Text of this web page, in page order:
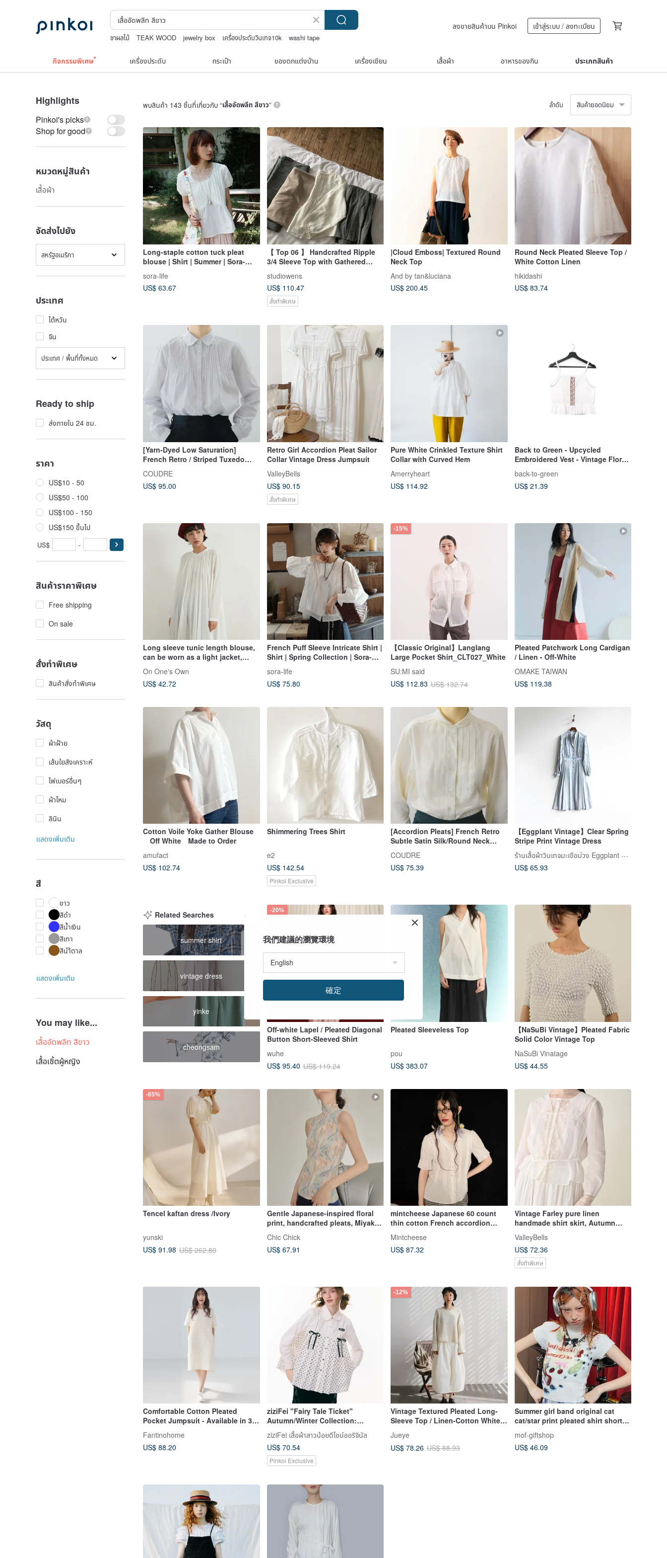
ชาผลไม้ TEAK WOOD jewelry box เครื่องประดับวินเทจ10k
washi tape
ลงขายสินค้าบน Pinkoi เข้าสู่ระบบ / ลงทะเบียน
กิจกรรมพิเศษ เครื่องประดับ กระเป๋า ของตกแต่งบ้าน เครื่องเขียน เสื้อผ้า อาหารของกิน ประเภทสินค้า
Highlights
Pinkoi's picks
Shop for good
หมวดหมู่สินค้า
เสื้อผ้า
จัดส่งไปยัง
สหรัฐอเมริกา
ประเทศ
ไต้หวัน
จีน
ประเทศ / พื้นที่ทั้งหมด
Ready to ship
ส่งภายใน 24 ชม.
ราคา
US$10 - 50
US$50 - 100
US$100 - 150
US$150 ขึ้นไป
US$ -
สินค้าราคาพิเศษ
Free shipping
On sale
สั่งทำพิเศษ
สินค้าสั่งทำพิเศษ
วัสดุ
ผ้าฝ้าย
เส้นใยสังเคราะห์
ไฟเบอร์อื่นๆ
ผ้าไหม
ลินิน
แสดงเพิ่มเติม
สี
ขาว
สีดำ
สีน้ำเงิน
สีเทา
สีนำ้ตาล
แสดงเพิ่มเติม
You may like...
เสื้ออัดพลีท สีขาว
เสื้อเชิ้ตผู้หญิง
พบสินค้า 143 ชิ้นที่เกี่ยวกับ “เสื้ออัดพลีท สีขาว” ลำดับ สินค้ายอดนิยม
Long-staple cotton tuck pleat
blouse | Shirt | Summer | Sora-
sora-life
US$ 63.67
【 Top 06 】 Handcrafted Ripple
3/4 Sleeve Top with Gathered
studiowens
US$ 110.47
สั่งทำพิเศษ
|Cloud Emboss| Textured Round
Neck Top
And by tan&luciana
US$ 200.45
Round Neck Pleated Sleeve Top /
White Cotton Linen
hikidashi
US$ 83.74
[Yarn-Dyed Low Saturation]
French Retro / Striped Tuxedo
COUDRE
US$ 95.00
Retro Girl Accordion Pleat Sailor
Collar Vintage Dress Jumpsuit
ValleyBells
US$ 90.15
สั่งทำพิเศษ
Pure White Crinkled Texture Shirt
Collar with Curved Hem
Amerryheart
US$ 114.92
Back to Green - Upcycled
Embroidered Vest - Vintage Floral
back-to-green
US$ 21.39
Long sleeve tunic length blouse,
can be worn as a light jacket,
flowing, abundant gathers
On One's Own
US$ 42.72
French Puff Sleeve Intricate Shirt |
Shirt | Spring Collection | Sora-
sora-life
US$ 75.80
-15%
【Classic Original】Langlang
Large Pocket Shirt_CLT027_White
SU:MI said
US$ 112.83 US$ 132.74
Pleated Patchwork Long Cardigan
/ Linen - Off-White
OMAKE TAIWAN
US$ 119.38
Cotton Voile Yoke Gather Blouse
Off White Made to Order
amufact
US$ 102.74
Shimmering Trees Shirt
e2
US$ 142.54
Pinkoi Exclusive
[Accordion Pleats] French Retro
Subtle Satin Silk/Round Neck
Shirt
COUDRE
US$ 75.39
【Eggplant Vintage】Clear Spring
Stripe Print Vintage Dress
ร้านเสื้อผ้าวินเทจมะเขือม่วง Eggplant Vintage
US$ 65.93
Related Searches
summer shirt
vintage dress
yinke
cheongsam
-20%
Off-white Lapel / Pleated Diagonal
Button Short-Sleeved Shirt
wuhe
US$ 95.40 US$ 119.24
Pleated Sleeveless Top
pou
US$ 383.07
【NaSuBi Vintage】Pleated Fabric
Solid Color Vintage Top
NaSuBi Vinatage
US$ 44.55
-65%
Tencel kaftan dress /Ivory
yunski
US$ 91.98 US$ 262.80
Gentle Japanese-inspired floral
print, handcrafted pleats, Miyake-
style sleeveless high-neck vest.
Tops only.
Chic Chick
US$ 67.91
mintcheese Japanese 60 count
thin cotton French accordion
pleat classic v-neck r
Mintcheese
US$ 87.32
Vintage Farley pure linen
handmade shirt skirt, Autumn
long sleeve
ValleyBells
US$ 72.36
สั่งทำพิเศษ
Comfortable Cotton Pleated
Pocket Jumpsuit - Available in 3
Colors
Fantinohome
US$ 88.20
ziziFei "Fairy Tale Ticket"
Autumn/Winter Collection:
Bowknot Doll Collar White Polka
Dot Long-Sleeve Shirt for Women
ziziFei เสื้อผ้าสาวน้อยดีไซน์ออริจินัล
US$ 70.54
Pinkoi Exclusive
-12%
Vintage Textured Pleated Long-
Sleeve Top / Linen-Cotton White
Loose Fit / Japanese Mori-Girl
Versatile T-Shirt
Jueye
US$ 78.26 US$ 88.93
Summer girl band original cat
cat/star print pleated shirt short
top short-sleeved T-shirt
mof-giftshop
US$ 46.09
我們建議的瀏覽環境
確定